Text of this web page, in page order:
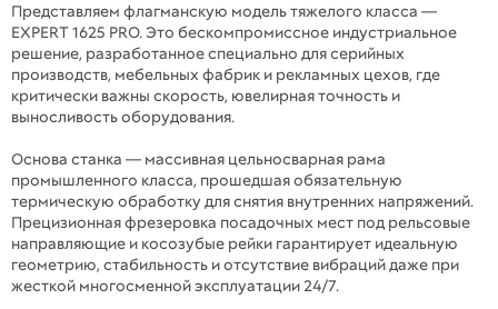
Представляем флагманскую модель тяжелого класса —
EXPERT 1625 PRO. Это бескомпромиссное индустриальное
решение, разработанное специально для серийных
производств, мебельных фабрик и рекламных цехов, где
критически важны скорость, ювелирная точность и
выносливость оборудования.
Основа станка — массивная цельносварная рама
промышленного класса, прошедшая обязательную
термическую обработку для снятия внутренних напряжений.
Прецизионная фрезеровка посадочных мест под рельсовые
направляющие и косозубые рейки гарантирует идеальную
геометрию, стабильность и отсутствие вибраций даже при
жесткой многосменной эксплуатации 24/7.